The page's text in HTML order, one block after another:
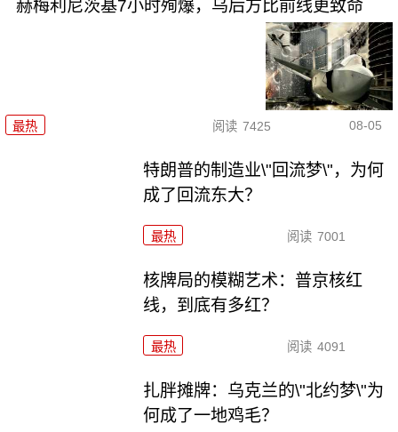
赫梅利尼茨基7小时殉爆，乌后方比前线更致命
最热 阅读 7425 08-05
特朗普的制造业\"回流梦\"，为何
成了回流东大？
最热 阅读 7001
核牌局的模糊艺术：普京核红
线，到底有多红？
最热 阅读 4091
扎胖摊牌：乌克兰的\"北约梦\"为
何成了一地鸡毛？